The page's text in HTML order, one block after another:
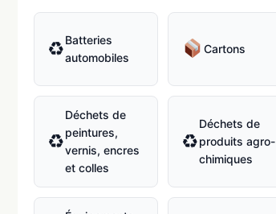
♻Batteries
automobiles
Cartons
♻
Déchets de
peintures,
vernis, encres
et colles
♻
Déchets de
produits agro-
chimiques